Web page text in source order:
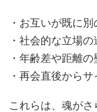
・お互いが既に
・社会的な立場
・年齢差や距離の
・再会直後から
これらは、魂が